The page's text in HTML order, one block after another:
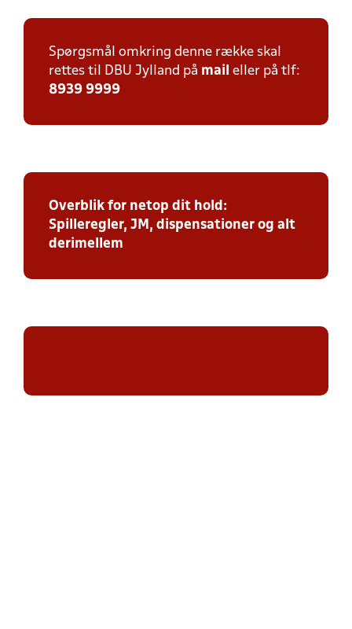
Spørgsmål omkring denne række skal
rettes til DBU Jylland på mail eller på tlf:
8939 9999
Overblik for netop dit hold:
Spilleregler, JM, dispensationer og alt
derimellem